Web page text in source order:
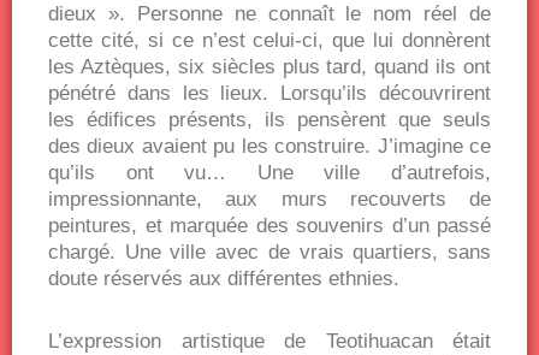
dieux ». Personne ne connaît le nom réel de
cette cité, si ce n’est celui-ci, que lui donnèrent
les Aztèques, six siècles plus tard, quand ils ont
pénétré dans les lieux. Lorsqu’ils découvrirent
les édifices présents, ils pensèrent que seuls
des dieux avaient pu les construire. J’imagine ce
qu’ils ont vu… Une ville d’autrefois,
impressionnante, aux murs recouverts de
peintures, et marquée des souvenirs d’un passé
chargé. Une ville avec de vrais quartiers, sans
doute réservés aux différentes ethnies.
L’expression artistique de Teotihuacan était